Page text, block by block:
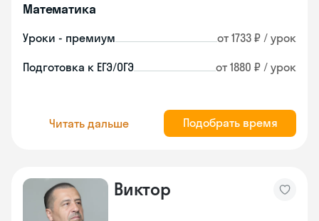
Математика
Уроки - премиум от 1733 ₽ / урок
Подготовка к ЕГЭ/ОГЭ от 1880 ₽ / урок
Читать дальше Подобрать время
Виктор